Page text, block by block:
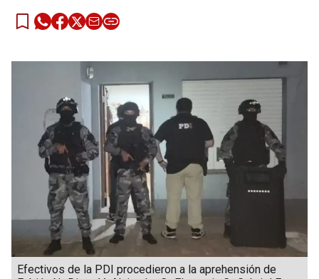
Efectivos de la PDI procedieron a la aprehensión de